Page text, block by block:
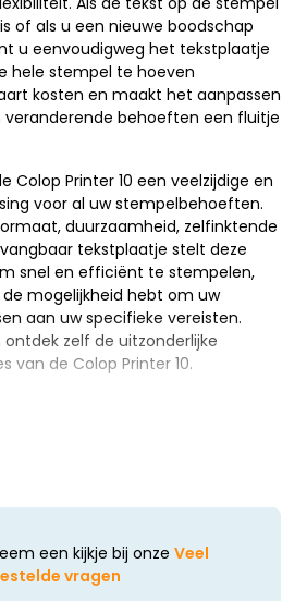
of als u een nieuwe boodschap
u eenvoudigweg het tekstplaatje
hele stempel te hoeven
kosten en maakt het aanpassen
behoeften een fluitje
Colop Printer 10 een veelzijdige en
voor al uw stempelbehoeften.
duurzaamheid, zelfinktende
tekstplaatje stelt deze
snel en efficiënt te stempelen,
mogelijkheid hebt om uw
aan uw specifieke vereisten.
zelf de uitzonderlijke
van de Colop Printer 10.
een kijkje bij onze Veel
vragen